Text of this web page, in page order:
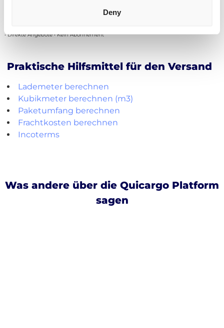
Deny
• Direkte Angebote • Kein Abonnement
Praktische Hilfsmittel für den Versand
Lademeter berechnen
Kubikmeter berechnen (m3)
Paketumfang berechnen
Frachtkosten berechnen
Incoterms
Was andere über die Quicargo Platform
sagen